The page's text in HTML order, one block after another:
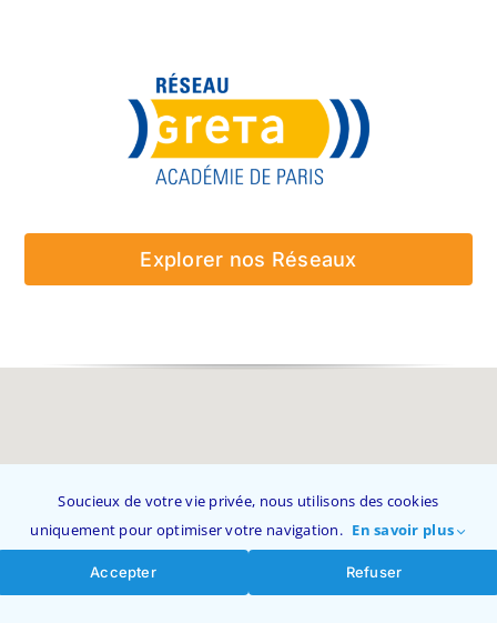
Explorer nos Réseaux
Soucieux de votre vie privée, nous utilisons des cookies
uniquement pour optimiser votre navigation. En savoir plus
Accepter Refuser